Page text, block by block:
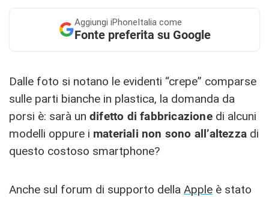
Aggiungi iPhoneItalia come
Fonte preferita su Google
Dalle foto si notano le evidenti “crepe” comparse
sulle parti bianche in plastica, la domanda da
porsi è: sarà un difetto di fabbricazionedi alcuni
modelli oppure i materiali non sono all’altezza di
questo costoso smartphone?
Anche sul forum di supporto della Apple è stato